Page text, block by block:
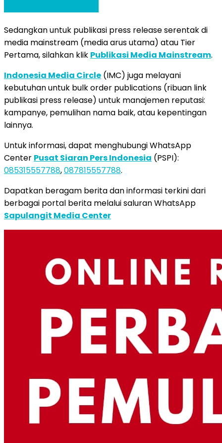
Sedangkan untuk publikasi press release serentak di
media mainstream (media arus utama) atau Tier
Pertama, silahkan klik Publikasi Media Mainstream.
Indonesia Media Circle (IMC) juga melayani
kebutuhan untuk bulk order publications (ribuan link
publikasi press release) untuk manajemen reputasi:
kampanye, pemulihan nama baik, atau kepentingan
lainnya.
Untuk informasi, dapat menghubungi WhatsApp
Center Pusat Siaran Pers Indonesia (PSPI):
085315557788,087815557788.
Dapatkan beragam berita dan informasi terkini dari
berbagai portal berita melalui saluran WhatsApp
Sapulangit Media Center